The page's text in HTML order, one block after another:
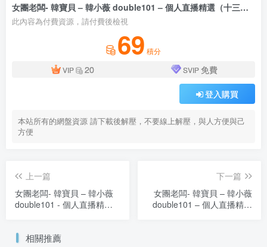
女團老闆- 韓寶貝 – 韓小薇 double101 – 個人直播精選（十三）度盤/Pikpak（20V/20.5G）
此內容為付費資源，請付費後檢視
69 積分
VIP
20 SVIP免費
登入購買
本站所有的網盤資源 請下載後解壓，不要線上解壓，與人方便與己
方便
上一篇
女團老闆- 韓寶貝 – 韓小薇
double101 - 個人直播精選
下一篇
女團老闆- 韓寶貝 – 韓小薇
double101 – 個人直播精選
相關推薦